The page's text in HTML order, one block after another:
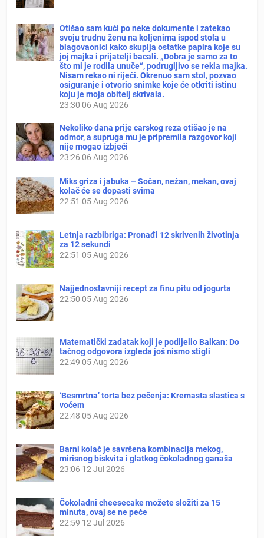
Otišao sam kući po neke dokumente i zatekao
svoju trudnu ženu na koljenima ispod stola u
blagovaonici kako skuplja ostatke papira koje su
joj majka i prijatelji bacali. „Dobra je samo za to
što mi je rodila unuče“, podrugljivo se rekla majka.
Nisam rekao ni riječi. Okrenuo sam stol, pozvao
osiguranje i otvorio snimke koje će otkriti istinu
koju je moja obitelj skrivala.
23:30 06 Aug 2026
Nekoliko dana prije carskog reza otišao je na
odmor, a supruga mu je pripremila razgovor koji
nije mogao izbjeći
23:26 06 Aug 2026
Miks griza i jabuka – Sočan, nežan, mekan, ovaj
kolač će se dopasti svima
22:51 05 Aug 2026
Letnja razbibriga: Pronađi 12 skrivenih životinja
za 12 sekundi
22:51 05 Aug 2026
Najjednostavniji recept za finu pitu od jogurta
22:50 05 Aug 2026
Matematički zadatak koji je podijelio Balkan: Do
tačnog odgovora izgleda još nismo stigli
22:49 05 Aug 2026
‘Besmrtna’ torta bez pečenja: Kremasta slastica s
voćem
22:48 05 Aug 2026
Barni kolač je savršena kombinacija mekog,
mirisnog biskvita i glatkog čokoladnog ganaša
23:06 12 Jul 2026
Čokoladni cheesecake možete složiti za 15
minuta, ovaj se ne peče
22:59 12 Jul 2026